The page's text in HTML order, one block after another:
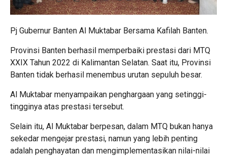
Pj Gubernur Banten Al Muktabar Bersama Kafilah Banten.
Provinsi Banten berhasil memperbaiki prestasi dari MTQ
XXIX Tahun 2022 di Kalimantan Selatan. Saat itu, Provinsi
Banten tidak berhasil menembus urutan sepuluh besar.
Al Muktabar menyampaikan penghargaan yang setinggi-
tingginya atas prestasi tersebut.
Selain itu, Al Muktabar berpesan, dalam MTQ bukan hanya
sekedar mengejar prestasi, namun yang lebih penting
adalah penghayatan dan mengimplementasikan nilai-nilai